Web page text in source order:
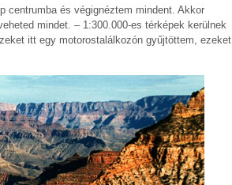
centrumba és végignéztem mindent. Akkor
mindet. – 1:300.000-es térképek kerülnek
itt egy motorostalálkozón gyűjtöttem, ezeket